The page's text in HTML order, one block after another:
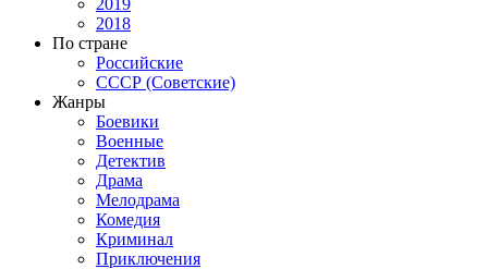
2019
2018
По стране
Российские
СССР (Советские)
Жанры
Боевики
Военные
Детектив
Драма
Мелодрама
Комедия
Криминал
Приключения